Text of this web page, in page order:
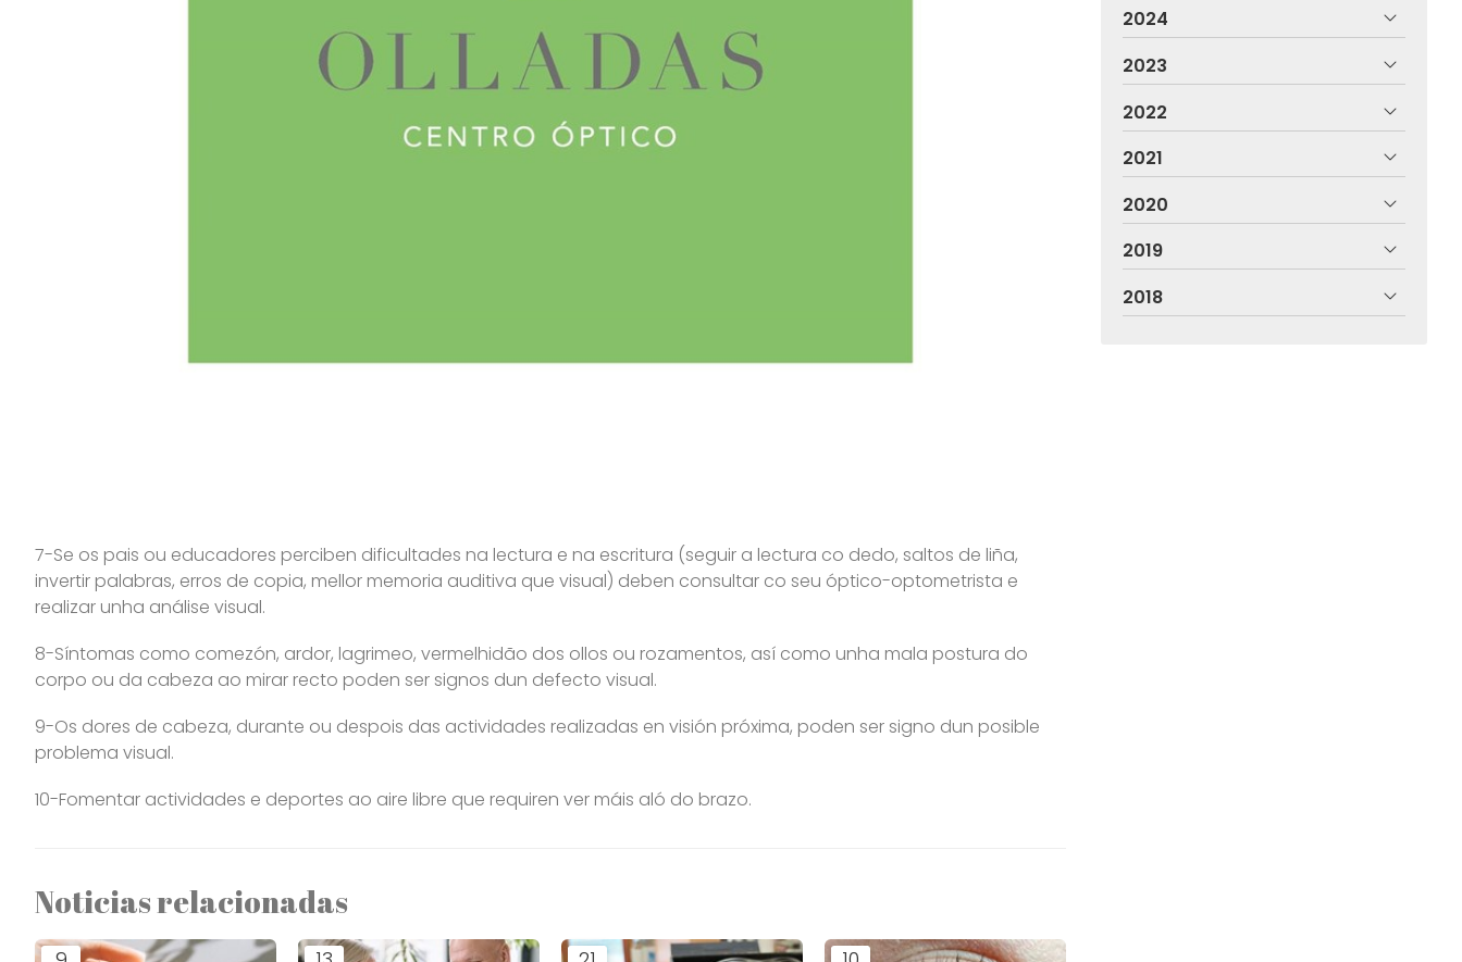
7-Se os pais ou educadores perciben dificultades na lectura e na escritura (seguir a lectura co dedo, saltos de liña,
invertir palabras, erros de copia, mellor memoria auditiva que visual) deben consultar co seu óptico-optometrista e
realizar unha análise visual.
8-Síntomas como comezón, ardor, lagrimeo, vermelhidão dos ollos ou rozamentos, así como unha mala postura do
corpo ou da cabeza ao mirar recto poden ser signos dun defecto visual.
9-Os dores de cabeza, durante ou despois das actividades realizadas en visión próxima, poden ser signo dun posible
problema visual.
10-Fomentar actividades e deportes ao aire libre que requiren ver máis aló do brazo.
Noticias relacionadas
2024
2023
2022
2021
2020
2019
2018